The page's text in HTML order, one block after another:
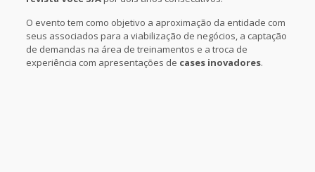
O evento tem como objetivo a aproximação da entidade com
seus associados para a viabilização de negócios, a captação
de demandas na área de treinamentos e a troca de
experiência com apresentações de cases inovadores.